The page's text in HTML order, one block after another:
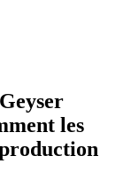
les